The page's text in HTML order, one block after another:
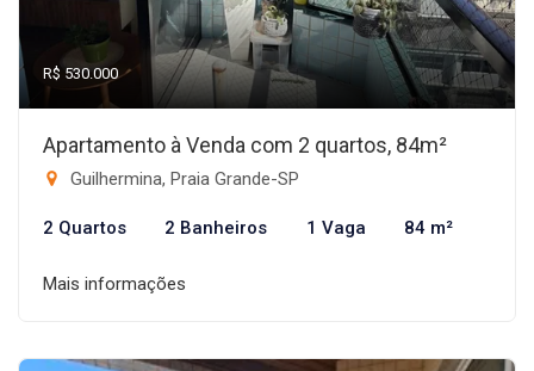
R$ 530.000
Apartamento à Venda com 2 quartos, 84m²
Guilhermina, Praia Grande-SP
2 Quartos 2 Banheiros 1 Vaga 84 m²
Mais informações